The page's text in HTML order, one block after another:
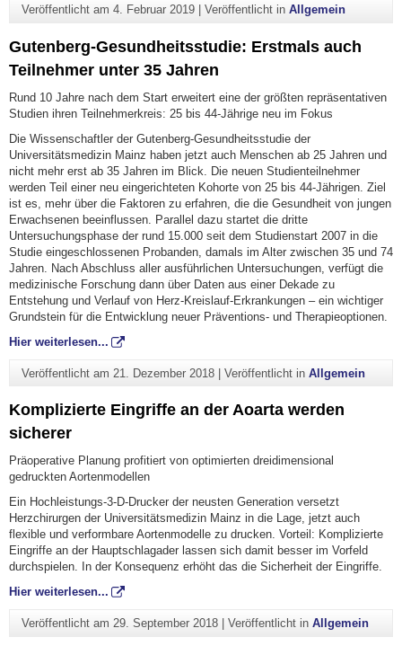
Veröffentlicht am 4. Februar 2019| Veröffentlicht in Allgemein
Gutenberg-Gesundheitsstudie: Erstmals auch
Teilnehmer unter 35 Jahren
Rund 10 Jahre nach dem Start erweitert eine der größten repräsentativen
Studien ihren Teilnehmerkreis: 25 bis 44-Jährige neu im Fokus
Die Wissenschaftler der Gutenberg-Gesundheitsstudie der
Universitätsmedizin Mainz haben jetzt auch Menschen ab 25 Jahren und
nicht mehr erst ab 35 Jahren im Blick. Die neuen Studienteilnehmer
werden Teil einer neu eingerichteten Kohorte von 25 bis 44-Jährigen. Ziel
ist es, mehr über die Faktoren zu erfahren, die die Gesundheit von jungen
Erwachsenen beeinflussen. Parallel dazu startet die dritte
Untersuchungsphase der rund 15.000 seit dem Studienstart 2007 in die
Studie eingeschlossenen Probanden, damals im Alter zwischen 35 und 74
Jahren. Nach Abschluss aller ausführlichen Untersuchungen, verfügt die
medizinische Forschung dann über Daten aus einer Dekade zu
Entstehung und Verlauf von Herz-Kreislauf-Erkrankungen – ein wichtiger
Grundstein für die Entwicklung neuer Präventions- und Therapieoptionen.
Hier weiterlesen...
Veröffentlicht am 21. Dezember 2018| Veröffentlicht in Allgemein
Komplizierte Eingriffe an der Aoarta werden
sicherer
Präoperative Planung profitiert von optimierten dreidimensional
gedruckten Aortenmodellen
Ein Hochleistungs-3-D-Drucker der neusten Generation versetzt
Herzchirurgen der Universitätsmedizin Mainz in die Lage, jetzt auch
flexible und verformbare Aortenmodelle zu drucken. Vorteil: Komplizierte
Eingriffe an der Hauptschlagader lassen sich damit besser im Vorfeld
durchspielen. In der Konsequenz erhöht das die Sicherheit der Eingriffe.
Hier weiterlesen...
Veröffentlicht am 29. September 2018| Veröffentlicht in Allgemein